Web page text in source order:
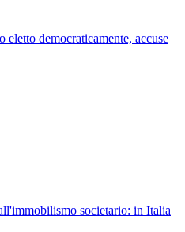
democraticamente, accuse
societario: in Italia